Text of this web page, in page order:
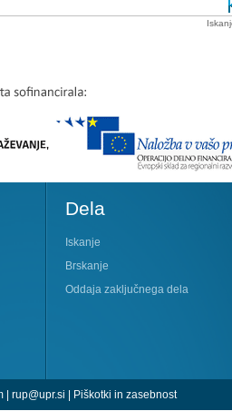
Dela
Iskanje
Brskanje
Oddaja zaključnega dela
| rup@upr.si | Piškotki in zasebnost